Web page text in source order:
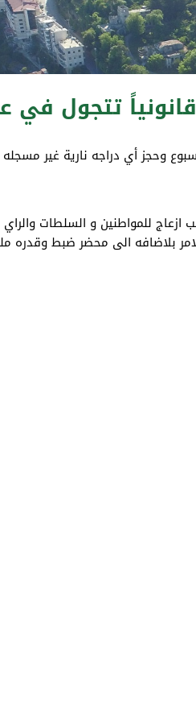
تتجول في
البلدية توقيف لمدة اسبوع وحجز أي
ازعاج للمواطنين و السلطات
الى محضر ضبط وقدره